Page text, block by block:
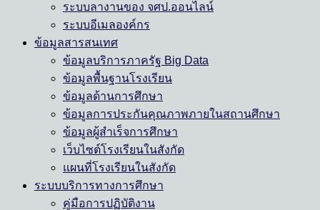
ระบบลางานของ จศป.ออนไลน์
ระบบอีเมลองค์กร
ข้อมูลสารสนเทศ
ข้อมูลบริการภาครัฐ Big Data
ข้อมูลพื้นฐานโรงเรียน
ข้อมูลด้านการศึกษา
ข้อมูลการประกันคุณภาพภายในสถานศึกษา
ข้อมูลผู้สำเร็จการศึกษา
เว็บไซต์โรงเรียนในสังกัด
แผนที่โรงเรียนในสังกัด
ระบบบริการทางการศึกษา
คู่มือการปฏิบัติงาน